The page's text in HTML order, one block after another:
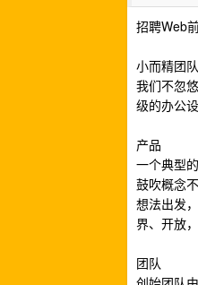
招聘Web
小而精团
我们不忽
级的办公
产品
一个典型
鼓吹概念
想法出发
界、开放
团队